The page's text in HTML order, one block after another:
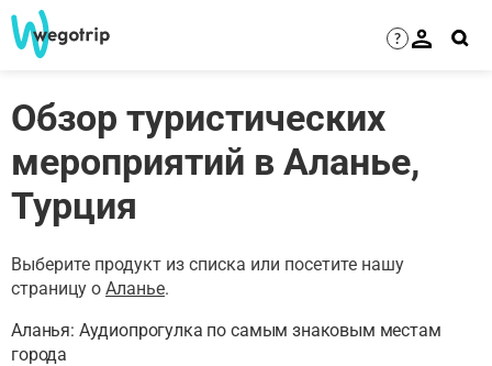
?
Обзор туристических
мероприятий в Аланье,
Турция
Выберите продукт из списка или посетите нашу
страницу о Аланье.
Аланья: Аудиопрогулка по самым знаковым местам
города